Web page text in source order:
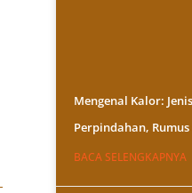
Mengenal Kalor:
Perpindahan,
BACA SELENGKAPNYA